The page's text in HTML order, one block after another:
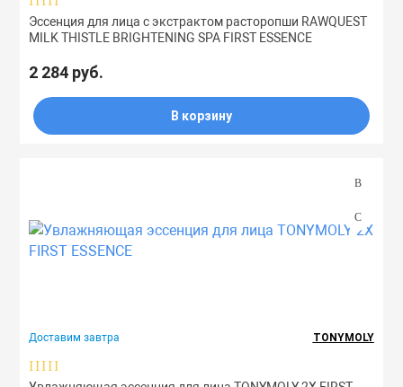
Эссенция для лица с экстрактом расторопши RAWQUEST
MILK THISTLE BRIGHTENING SPA FIRST ESSENCE
2 284 руб.
В корзину
Доставим завтра TONYMOLY